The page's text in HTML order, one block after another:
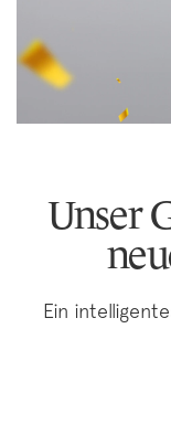
Unser
Ein